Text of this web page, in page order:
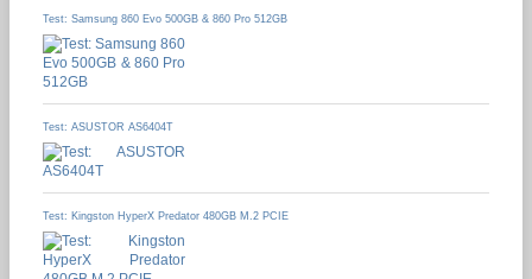
Test: Samsung 860 Evo 500GB & 860 Pro 512GB
Test: ASUSTOR AS6404T
Test: Kingston HyperX Predator 480GB M.2 PCIE